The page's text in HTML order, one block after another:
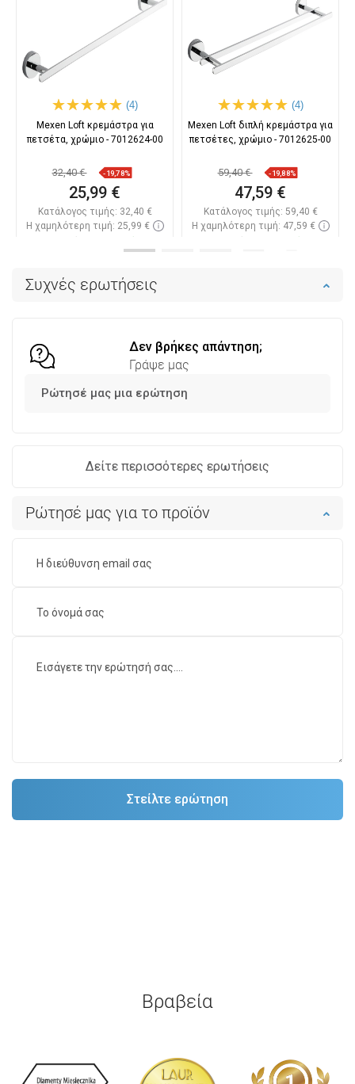
Συχνές ερωτήσεις
Δεν βρήκες απάντηση;
Γράψε μας
Ρώτησέ μας μια ερώτηση
Δείτε περισσότερες ερωτήσεις
Ρώτησέ μας για το προϊόν
(4)
Mexen Loft κρεμάστρα για
πετσέτα, χρώμιο - 7012624-00
32,40 € -19,78%
25,99 €
Κατάλογος τιμής: 32,40 €
Η χαμηλότερη τιμή: 25,99 €
(4)
Mexen Loft διπλή κρεμάστρα για
πετσέτες, χρώμιο - 7012625-00
59,40 € -19,88%
47,59 €
Κατάλογος τιμής: 59,40 €
Η χαμηλότερη τιμή: 47,59 €
Βραβεία